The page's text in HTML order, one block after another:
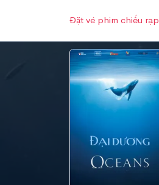
Đặt vé phim chiếu rạp